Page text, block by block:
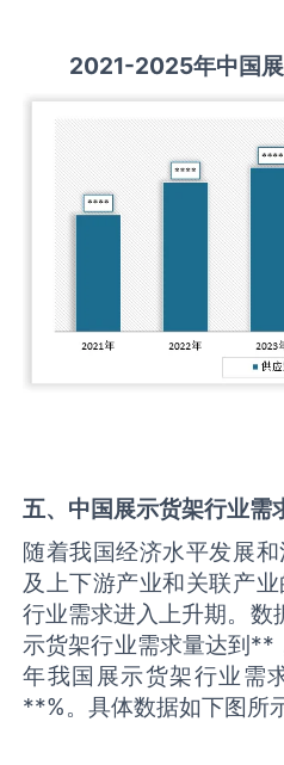
2021-2025年中国
五、中国展示货架行业需
随着我国经济水平发展
及上下游产业和关联产
行业需求进入上升期。
示货架行业需求量达到
年我国展示货架行业需
**%。具体数据如下图所